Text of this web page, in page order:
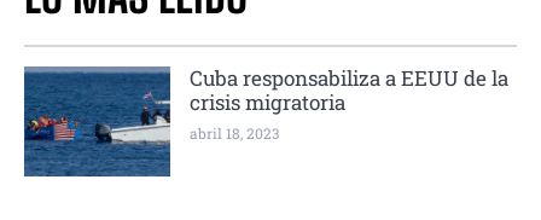
Cuba responsabiliza a EEUU de la
crisis migratoria
abril 18, 2023